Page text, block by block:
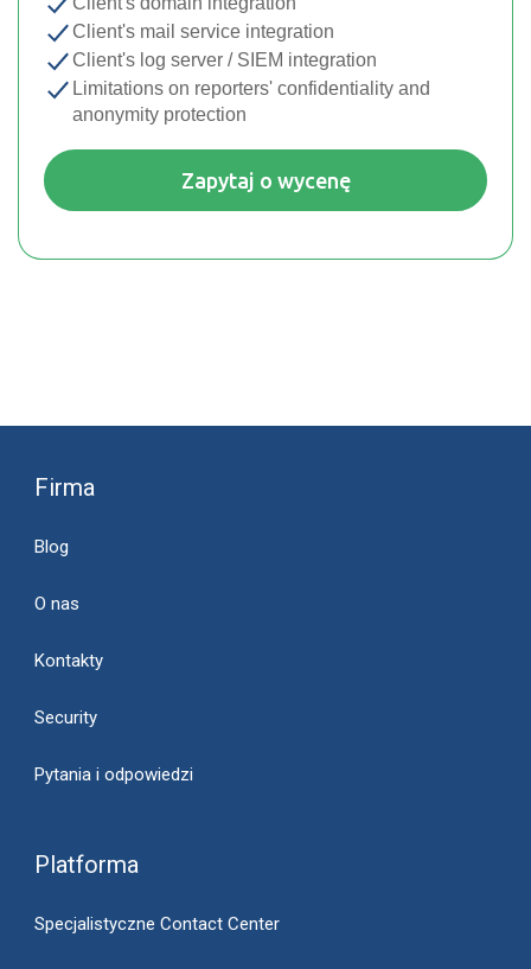
Client's mail service integration
Client's log server / SIEM integration
Limitations on reporters' confidentiality and
anonymity protection
Zapytaj o wycenę
Firma
Blog
O nas
Kontakty
Security
Pytania i odpowiedzi
Platforma
Specjalistyczne Contact Center